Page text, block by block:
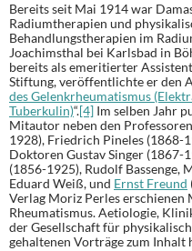
Bereits seit Mai 1914 war
Radiumtherapien und
Behandlungstherapien im
Joachimsthal bei Karlsbad in
bereits als emeritierter
Stiftung, veröffentlichte er den
des Gelenkrheumatismus
Tuberkulin)“.[4] Im selben Jahr
Mitautor neben den
1928), Friedrich Pineles (1868-
Doktoren Gustav Singer (1867-
(1856-1925), Rudolf Bassenge,
Eduard Weiß, und Ernst Freund
Verlag Moriz Perles erschienen
Rheumatismus. Aetiologie,
der Gesellschaft für
gehaltenen Vorträge zum Inhalt